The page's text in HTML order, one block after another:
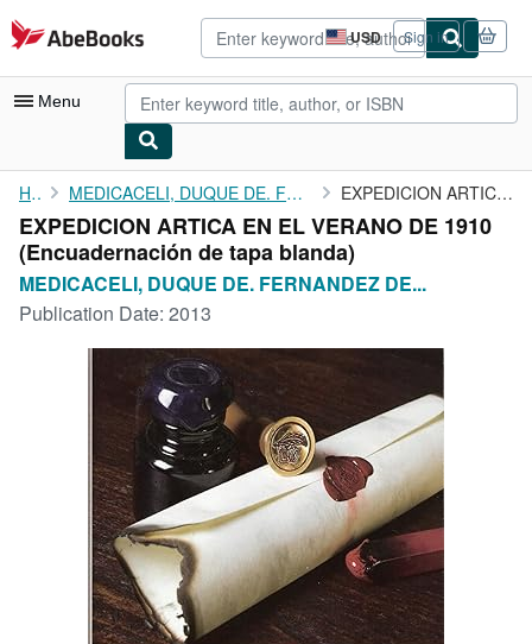
Skip to main content
AbeBooks.com USD
Site
shopping
preferences
Sign in
Menu
My Account
My Purchases
Advanced Search
Browse Collections
Art & Collectibles
Start Selling
CLOSE
Home MEDICACELI, DUQUE DE. FERNANDEZ DE CORDOVA FIGUEROA EXPEDICION ARTICA EN EL VERANO DE 1910
EXPEDICION ARTICA EN EL VERANO DE 1910
(Encuadernación de tapa blanda)
MEDICACELI, DUQUE DE. FERNANDEZ DE...
Publication Date: 2013